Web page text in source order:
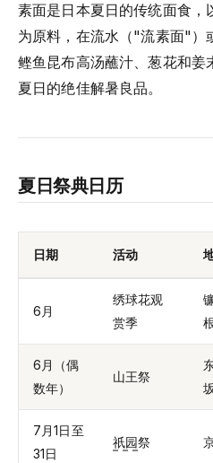
素面是日本夏日的传统面食，
为原料，在流水（"流素面"）
鲣鱼昆布高汤蘸汁、葱花和姜
夏日的绝佳解暑良品。
夏日祭典日历
日期 活动
6月
绣球花观
赏季
6月（偶
数年）
山王祭
7月1日至
31日
祇园祭